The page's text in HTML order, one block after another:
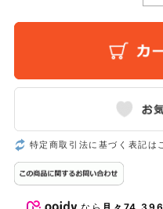
特定商取引法に基づく表記は